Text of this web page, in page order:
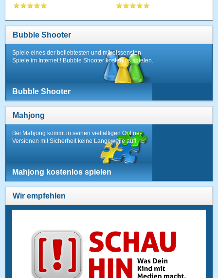
Bubble Shooter
Spiele eines der beliebtesten und mitreissensten
Spiele im Internet ! Bubble Shooter kostenlos spielen.
Bubble Shooter
Mahjong
Bei Mahjong kommt in seinen vielfältigen Online-
Versionen mit Sicherheit keine Langeweile auf!
Mahjong kostenlos spielen
Wir empfehlen